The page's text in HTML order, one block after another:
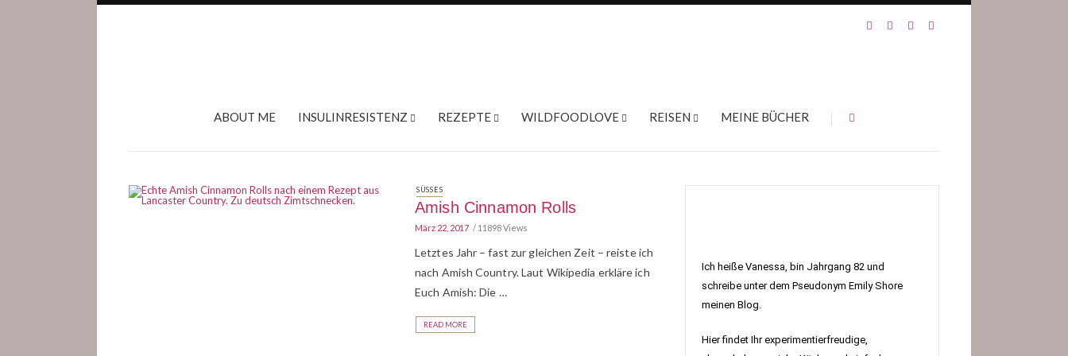
ABOUT ME INSULINRESISTENZ REZEPTE WILDFOODLOVE REISEN MEINE BÜCHER
SÜSSES
Amish Cinnamon Rolls
März 22, 2017 11898 Views
Letztes Jahr – fast zur gleichen Zeit – reiste ich
nach Amish Country. Laut Wikipedia erkläre ich
Euch Amish: Die …
READ MORE
Ich heiße Vanessa, bin Jahrgang 82 und
schreibe unter dem Pseudonym Emily Shore
meinen Blog.
Hier findet Ihr experimentierfreudige,